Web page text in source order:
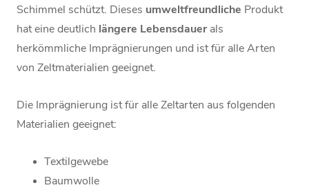
Schimmel schützt. Dieses umweltfreundliche Produkt
hat eine deutlich längere Lebensdauer als
herkömmliche Imprägnierungen und ist für alle Arten
von Zeltmaterialien geeignet.
Die Imprägnierung ist für alle Zeltarten aus folgenden
Materialien geeignet:
Textilgewebe
Baumwolle